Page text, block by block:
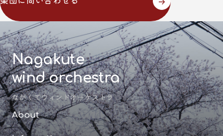
Nagakute
wind orchestra
ながくてウィンドオーケストラ
About